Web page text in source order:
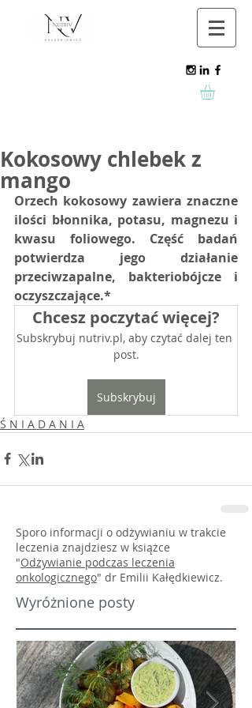
Kokosowy chlebek z
mango
Orzech kokosowy zawiera znaczne
ilości błonnika, potasu, magnezu i
kwasu foliowego. Część badań
potwierdza jego działanie
przeciwzapalne, bakteriobójcze i
oczyszczające.*
Chcesz poczytać więcej?
Subskrybuj nutriv.pl, aby czytać dalej ten
post.
Subskrybuj
Ś N I A D A N I A
Sporo informacji o odżywianiu w trakcie
leczenia znajdziesz w książce
"Odżywianie podczas leczenia
onkologicznego" dr Emilii Kałędkiewicz.
Wyróżnione posty